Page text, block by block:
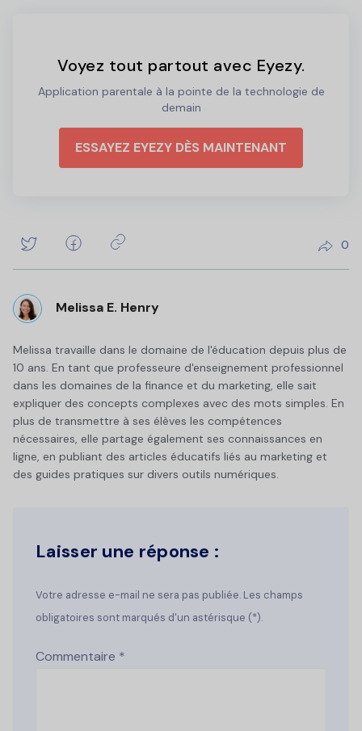
Voyez tout partout avec Eyezy.
Application parentale à la pointe de la technologie de
demain
ESSAYEZ EYEZY DÈS MAINTENANT
0
Melissa E. Henry
Melissa travaille dans le domaine de l'éducation depuis plus de
10 ans. En tant que professeure d'enseignement professionnel
dans les domaines de la finance et du marketing, elle sait
expliquer des concepts complexes avec des mots simples. En
plus de transmettre à ses élèves les compétences
nécessaires, elle partage également ses connaissances en
ligne, en publiant des articles éducatifs liés au marketing et
des guides pratiques sur divers outils numériques.
Laisser une réponse :
Votre adresse e-mail ne sera pas publiée. Les champs
obligatoires sont marqués d'un astérisque (*).
Commentaire *